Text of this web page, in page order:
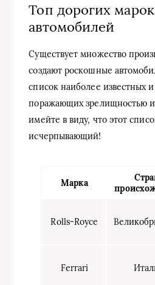
Топ дорогих марок
автомобилей
Существует множество
создают роскошные
список наиболее известных
поражающих зрелищностью
имейте в виду, что этот
исчерпывающий!
Марка
Rolls-Royce
Ferrari